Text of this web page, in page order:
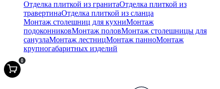
Отделка плиткой из гранитаОтделка плиткой из
травертинаОтделка плиткой из сланца
Монтаж столешниц для кухниМонтаж
подоконниковМонтаж половМонтаж столешницы для
санузлаМонтаж лестницМонтаж панноМонтаж
крупногабаритных изделий
0